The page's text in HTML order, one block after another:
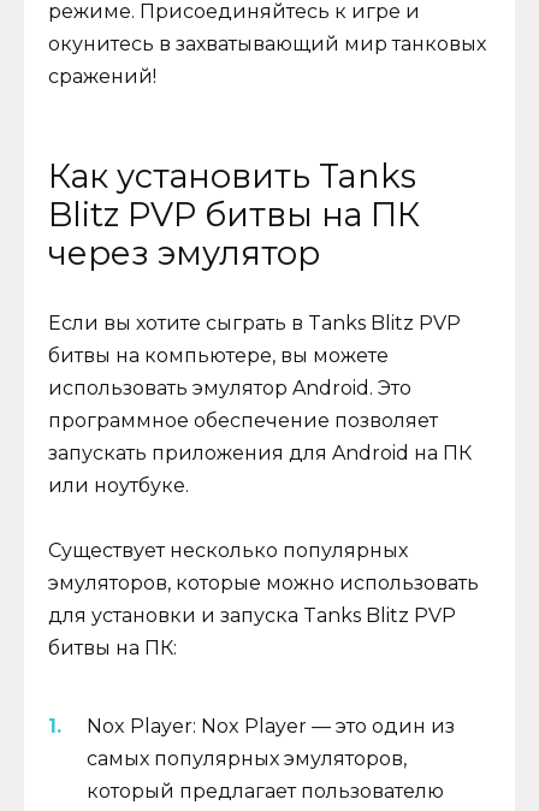
режиме. Присоединяйтесь к игре и
окунитесь в захватывающий мир танковых
сражений!
Как установить Tanks
Blitz PVP битвы на ПК
через эмулятор
Если вы хотите сыграть в Tanks Blitz PVP
битвы на компьютере, вы можете
использовать эмулятор Android. Это
программное обеспечение позволяет
запускать приложения для Android на ПК
или ноутбуке.
Существует несколько популярных
эмуляторов, которые можно использовать
для установки и запуска Tanks Blitz PVP
битвы на ПК:
Nox Player: Nox Player — это один из
самых популярных эмуляторов,
который предлагает пользователю